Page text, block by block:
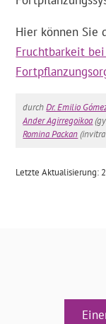
Hier können Sie
Fruchtbarkeit
durchDr. Emilio
Ander Agirregoikoa
Romina Packan
Letzte Aktualisierung: